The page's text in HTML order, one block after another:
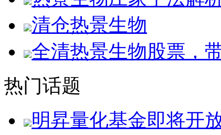
清仓热景生物
全清热景生物股票，
热门话题
明昇量化基金即将开